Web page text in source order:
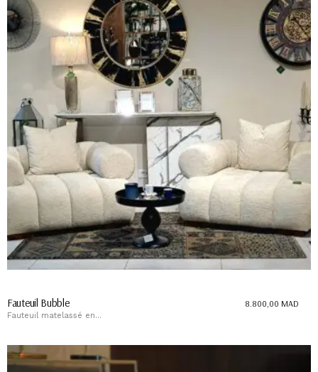
Fauteuil Bubble
Fauteuil matelassé en...
8.800,00 MAD